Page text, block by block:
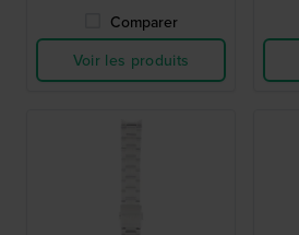
Comparer
Voir les produits